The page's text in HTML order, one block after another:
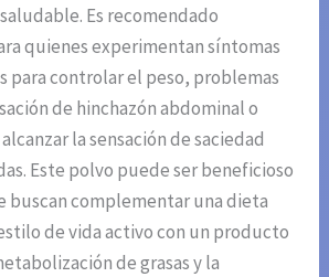
Es recomendado
quienes experimentan síntomas
para controlar el peso, problemas
de hinchazón abdominal o
la sensación de saciedad
Este polvo puede ser beneficioso
buscan complementar una dieta
de vida activo con un producto
de grasas y la